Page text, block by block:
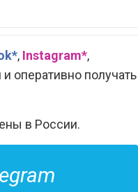
, Instagram*,
оперативно получать
в России.